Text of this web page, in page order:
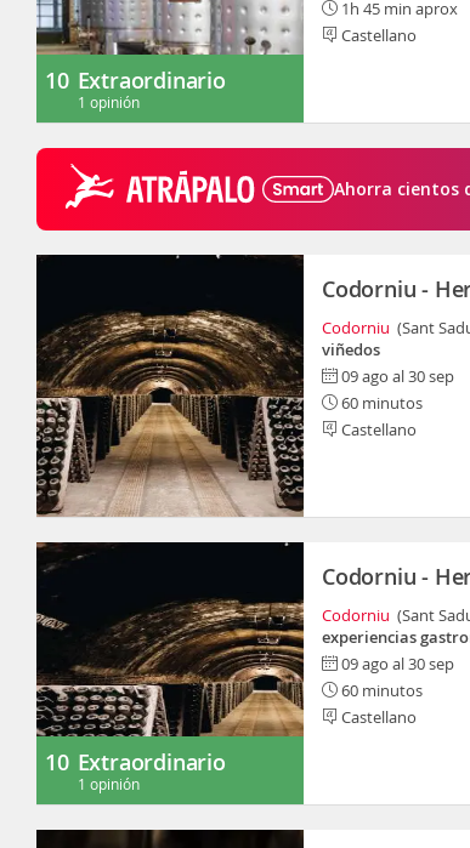
10 Extraordinario
1 opinión
1h 45 min aprox
Castellano
Ahorra cientos
Codorniu -
Codorniu (Sant
viñedos
09 ago al 30 sep
60 minutos
Castellano
10 Extraordinario
1 opinión
Codorniu -
Codorniu (Sant
experiencias
09 ago al 30 sep
60 minutos
Castellano